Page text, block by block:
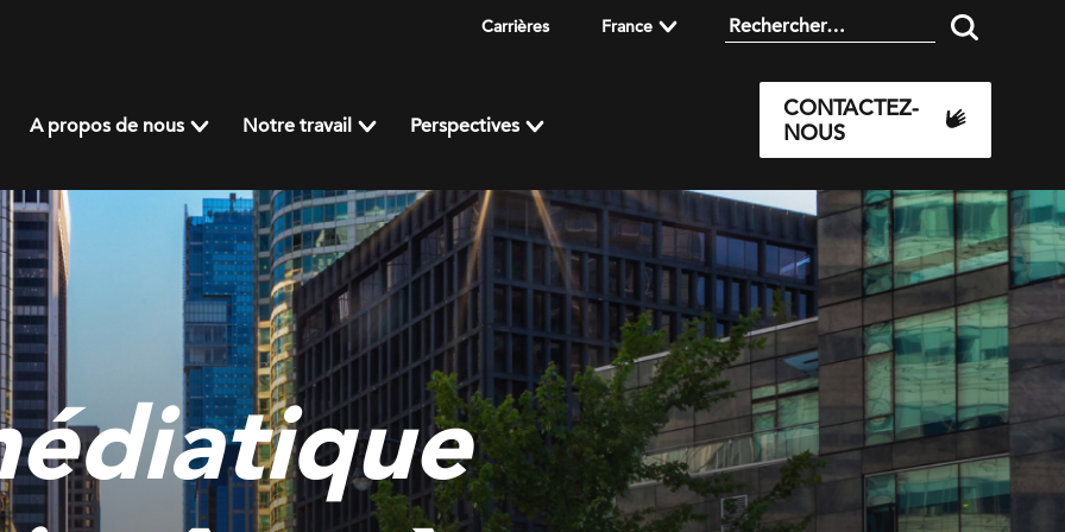
Carrières France
A propos de nous Notre travail Perspectives
CONTACTEZ-
NOUS